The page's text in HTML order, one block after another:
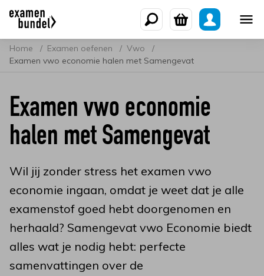
Home Examen oefenen
Vwo
Examen vwo economie halen met Samengevat
Examen vwo economie
halen met Samengevat
Wil jij zonder stress het examen vwo
economie ingaan, omdat je weet dat je alle
examenstof goed hebt doorgenomen en
herhaald? Samengevat vwo Economie biedt
alles wat je nodig hebt: perfecte
samenvattingen over de